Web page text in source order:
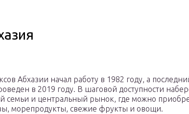
Абхазии начал работу в 1982 году, а
в 2019 году. В шаговой доступности
семьи и центральный рынок, где можно
морепродукты, свежие фрукты и овощи.